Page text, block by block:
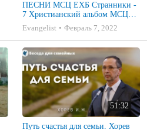
ПЕСНИ МСЦ ЕХБ Странники -
7 Христианский альбом МСЦ
ЕХБ
Evangelist Февраль 7, 2022
51:32
Путь счастья для семьи. Хорев